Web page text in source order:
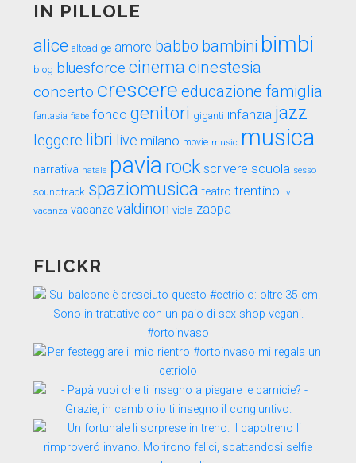
IN PILLOLE
alice altoadige amore babbo bambini bimbi
blog bluesforce cinema cinestesia
concerto crescere educazione famiglia
fantasia fiabe fondo genitori giganti infanzia jazz
leggere libri live milano movie music musica
narrativa natale pavia rock scrivere scuola sesso
soundtrack spaziomusica teatro trentino tv
vacanza vacanze valdinon viola zappa
FLICKR